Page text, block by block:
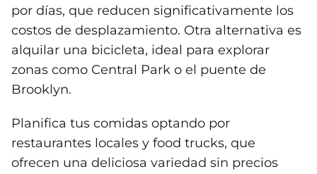
por días, que reducen significativamente los
costos de desplazamiento. Otra alternativa es
alquilar una bicicleta, ideal para explorar
zonas como Central Park o el puente de
Brooklyn.
Planifica tus comidas optando por
restaurantes locales y food trucks, que
ofrecen una deliciosa variedad sin precios